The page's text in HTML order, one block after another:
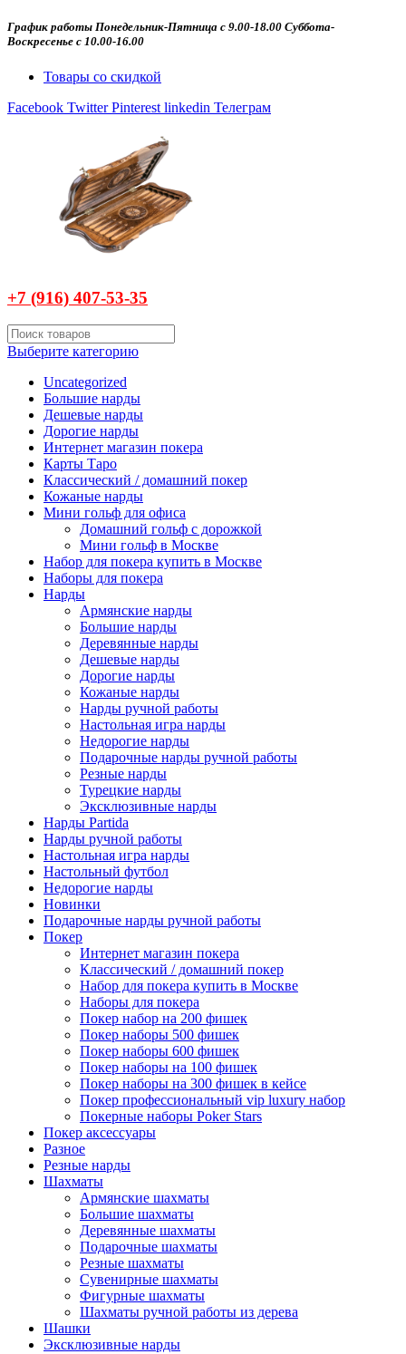
График работы Понедельник-Пятница с 9.00-18.00 Суббота-
Воскресенье с 10.00-16.00
Товары со скидкой
Facebook Twitter Pinterest linkedin Телеграм
+7 (916) 407-53-35
Выберите категорию
Uncategorized
Большие нарды
Дешевые нарды
Дорогие нарды
Интернет магазин покера
Карты Таро
Классический / домашний покер
Кожаные нарды
Мини гольф для офиса
Домашний гольф с дорожкой
Мини гольф в Москве
Набор для покера купить в Москве
Наборы для покера
Нарды
Армянские нарды
Большие нарды
Деревянные нарды
Дешевые нарды
Дорогие нарды
Кожаные нарды
Нарды ручной работы
Настольная игра нарды
Недорогие нарды
Подарочные нарды ручной работы
Резные нарды
Турецкие нарды
Эксклюзивные нарды
Нарды Partida
Нарды ручной работы
Настольная игра нарды
Настольный футбол
Недорогие нарды
Новинки
Подарочные нарды ручной работы
Покер
Интернет магазин покера
Классический / домашний покер
Набор для покера купить в Москве
Наборы для покера
Покер набор на 200 фишек
Покер наборы 500 фишек
Покер наборы 600 фишек
Покер наборы на 100 фишек
Покер наборы на 300 фишек в кейсе
Покер профессиональный vip luxury набор
Покерные наборы Poker Stars
Покер аксессуары
Разное
Резные нарды
Шахматы
Армянские шахматы
Большие шахматы
Деревянные шахматы
Подарочные шахматы
Резные шахматы
Сувенирные шахматы
Фигурные шахматы
Шахматы ручной работы из дерева
Шашки
Эксклюзивные нарды